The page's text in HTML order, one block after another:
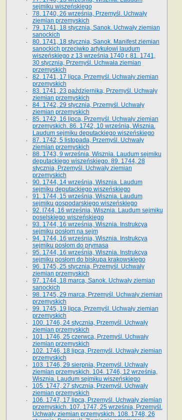
sejmiku wiszeńskiego
78. 1740, 26 września, Przemyśl. Uchwały
ziemian przemyskich
79. 1741, 18 stycznia, Sanok. Uchwały ziemian
sanockich
80. 1741, 18 stycznia, Sanok. Manifest ziemian
sanockich przeciwko artykułowi laudum
wiszeńskiego z 13 wrze­śnia 1740 r. 81. 1741,
30 stycznia, Przemyśl. Uchwała ziemian
przemyskich
82. 1741, 17 lipca, Przemyśl. Uchwały ziemian
przemyskich
83. 1741, 23 października, Przemyśl. Uchwały
ziemian przemyskich
84. 1742, 29 stycznia, Przemyśl. Uchwały
ziemian przemyskich
85. 1742, 16 lipca, Przemyśl. Uchwały ziemian
przemyskich. 86. 1742, 10 września, Wisznia.
Laudum sejmiku deputackiego wiszeńskiego
87. 1742, 5 listopada, Przemyśl. Uchwały
ziemian przemyskich
88. 1743, 9 września, Wisznia. Laudum sejmiku
deputackiego wiszeńskiego. 89. 1744, 28
stycznia, Przemyśl. Uchwały ziemian
przemyskich
90. 1744, 14 września, Wisznia. Laudum
sejmiku deputackiego wiszeńskiego
91. 1744, 15 września, Wisznia. Laudum
sejmiku gospodarskiego wiszeńskiego
92. l744, 16 września, Wisznia. Laudum sejmiku
poselskiego wiszeńskiego
93. 1744, 16 września, Wisznia. Instrukcya
sejmiku posłom na sejm
94. 1744, 16 września, Wisznia. Instrukcya
sejmiku posłom do prymasa
95. 1744, 16 września, Wisznia. Instrukcya
sejmiku posłom do biskupa krakowskiego
96. 1745, 25 stycznia, Przemyśl. Uchwały
ziemian przemyskich
97. 1744, 18 marca, Sanok. Uchwały ziemian
sanockich
98. 1745, 29 marca, Przemyśl. Uchwały ziemian
przemyskich
99. 1745, 19 lipca, Przemyśl. Uchwały ziemian
przemyskich
100. 1746, 24 stycznia, Przemyśl. Uchwały
ziemian przemyskich
101. 1746, 25 czerwca, Przemyśl. Uchwały
ziemian przemyskich
102. 1746, 18 lipca, Przemyśl. Uchwały ziemian
przemyskich
103. 1746, 29 sierpnia, Przemyśl. Uchwały
ziemian przemyskich. 104. 1746, 12 września,
Wisznia. Laudum sejmiku wiszeńskiego
105. 1747, 27 stycznia, Przemyśl. Uchwały
ziemian przemyskich
106. 1747, 17 lipca, Przemyśl. Uchwały ziemian
przemyskich. 107. 1747, 25 września, Przemyśl.
Uchwały ziemian przemyskich. 108. 1748, 26